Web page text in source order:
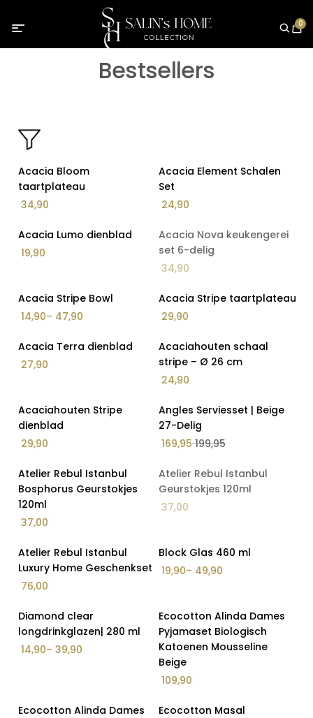
0
Bestsellers
Van - Tot
Op voorraad
Productcategorieën
Overig
Badkamer accessoires
Bestsellers
cadeaubon
Cadeaubon Salin's Home
Dantela
Elektronica
Geuren
Geuren, Parfums en Kaarsen
Keuken accessoires
Kleur
Acacia Bloom
taartplateau
34,90
Op Voorraad
Acacia Element Schalen
Set
24,90
Op Voorraad
Acacia Lumo dienblad
19,90
Acacia Nova keukengerei
set 6-delig
34,90
Op Voorraad
Acacia Stripe Bowl
14,90– 47,90
Op Voorraad
Acacia Stripe taartplateau
29,90
Op Voorraad
Acacia Terra dienblad
27,90
Op Voorraad
Acaciahouten schaal
stripe – Ø 26 cm
24,90
Op Voorraad
Acaciahouten Stripe
dienblad
29,90
Op Voorraad
15% Korting
Angles Serviesset | Beige
27-Delig
169,95199,95
Op Voorraad
Atelier Rebul Istanbul
Bosphorus Geurstokjes
120ml
37,00
Atelier Rebul Istanbul
Geurstokjes 120ml
37,00
Op Voorraad
Atelier Rebul Istanbul
Luxury Home Geschenkset
76,00
Op Voorraad
Block Glas 460 ml
19,90– 49,90
Op Voorraad
Diamond clear
longdrinkglazen| 280 ml
14,90– 39,90
Op Voorraad
Ecocotton Alinda Dames
Pyjamaset Biologisch
Katoenen Mousseline
Beige
109,90
Op Voorraad
Ecocotton Alinda Dames
Op Voorraad
Ecocotton Masal